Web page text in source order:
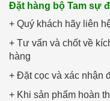
Đặt hàng bộ Tam sự
+ Quý khách hãy liên
+ Tư vấn và chốt về
hàng
+ Đặt cọc và xác nhận
+ Khi sản phẩm hoàn